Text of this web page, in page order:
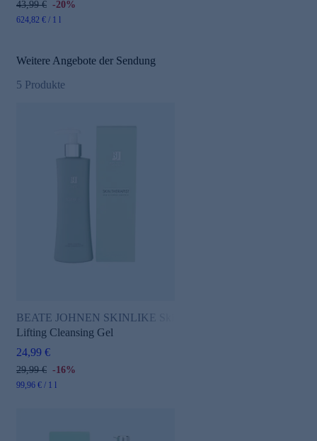
43,99 € -20%
624,82 € / 1 l
Weitere Angebote der Sendung
5 Produkte
BEATE JOHNEN SKINLIKE Skin Therapist
Lifting Cleansing Gel
24,99 €
29,99 € -16%
99,96 € / 1 l